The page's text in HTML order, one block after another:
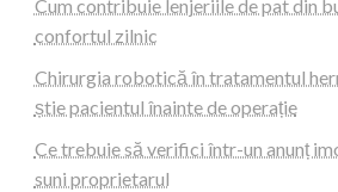
Cum contribuie lenjeriile de pat din
confortul zilnic
Chirurgia robotică în tratamentul
știe pacientul înainte de operație
Ce trebuie să verifici într-un anunț
suni proprietarul